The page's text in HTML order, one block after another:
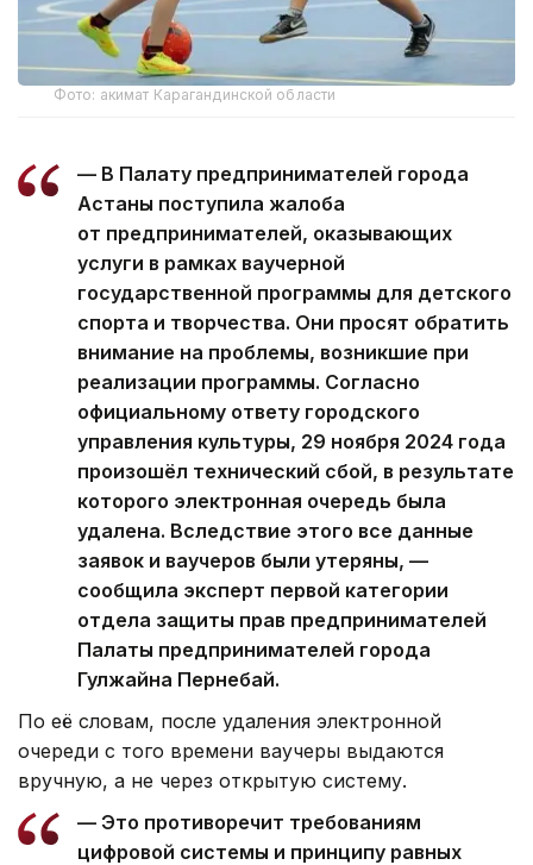
Фото: акимат Карагандинской области
— В Палату предпринимателей города
Астаны поступила жалоба
от предпринимателей, оказывающих
услуги в рамках ваучерной
государственной программы для детского
спорта и творчества. Они просят обратить
внимание на проблемы, возникшие при
реализации программы. Согласно
официальному ответу городского
управления культуры, 29 ноября 2024 года
произошёл технический сбой, в результате
которого электронная очередь была
удалена. Вследствие этого все данные
заявок и ваучеров были утеряны, —
сообщила эксперт первой категории
отдела защиты прав предпринимателей
Палаты предпринимателей города
Гулжайна Пернебай.
По её словам, после удаления электронной
очереди с того времени ваучеры выдаются
вручную, а не через открытую систему.
— Это противоречит требованиям
цифровой системы и принципу равных